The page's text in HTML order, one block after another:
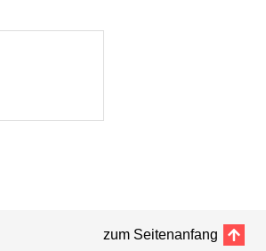
zum Seitenanfang